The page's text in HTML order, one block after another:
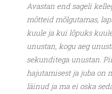
Avastan end sageli
mõtteid mõlgutamas,
kuule ja kui lõpuks
unustan, kogu aeg
sekunditega unustan.
hajutamisest ja juba on
läinud ja ma ei oska